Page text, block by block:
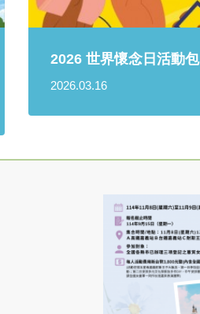
2026 世界懷念日活動包
2026.03.16